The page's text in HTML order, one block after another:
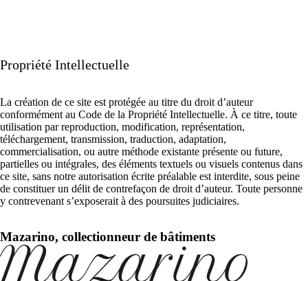
Propriété Intellectuelle
La création de ce site est protégée au titre du droit d’auteur
conformément au Code de la Propriété Intellectuelle. À ce titre, toute
utilisation par reproduction, modification, représentation,
téléchargement, transmission, traduction, adaptation,
commercialisation, ou autre méthode existante présente ou future,
partielles ou intégrales, des éléments textuels ou visuels contenus dans
ce site, sans notre autorisation écrite préalable est interdite, sous peine
de constituer un délit de contrefaçon de droit d’auteur. Toute personne
y contrevenant s’exposerait à des poursuites judiciaires.
Mazarino, collectionneur de bâtiments